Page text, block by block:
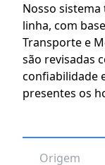
Nosso
linha, com
Transporte e
são revisadas
confiabilidade
presentes os
Origem